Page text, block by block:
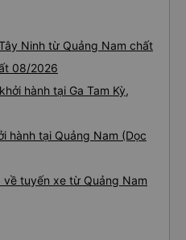
Ninh từ Quảng Nam chất
08/2026
hành tại Ga Tam Kỳ,
hành tại Quảng Nam (Dọc
tuyến xe từ Quảng Nam